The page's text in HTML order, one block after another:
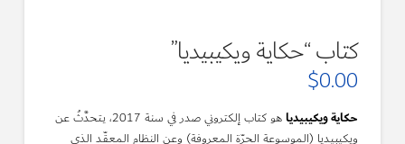
كتاب “حكاية ويكيبيديا”
$0.00
حكاية ويكيبيديا
هو كتاب إلكتروني صدر في سنة 2017، يتحدَّثُ عن
ويكيبيديا (الموسوعة الحرّة المعروفة) وعن النظام المعقّد الذي